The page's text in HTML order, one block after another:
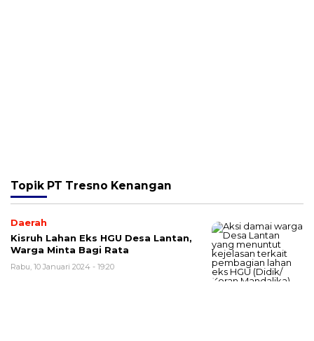
Topik PT Tresno Kenangan
Daerah
Kisruh Lahan Eks HGU Desa Lantan,
Warga Minta Bagi Rata
Rabu, 10 Januari 2024 - 19:20